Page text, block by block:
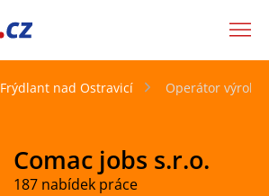
Frýdlant nad Ostravicí Operátor výroby
Comac jobs s.r.o.
187 nabídek práce